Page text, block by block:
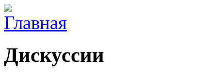
Дискуссии